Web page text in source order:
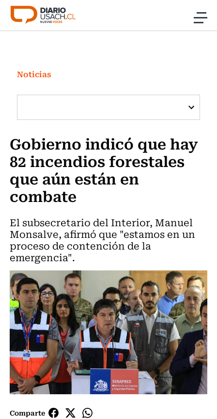
Click acá para ir directamente al contenido
Investigación
Cultura
Programas Radio y TV Usach
Noticias
Gobierno indicó que hay
82 incendios forestales
que aún están en
combate
El subsecretario del Interior, Manuel
Monsalve, afirmó que "estamos en un
proceso de contención de la
emergencia".
Comparte